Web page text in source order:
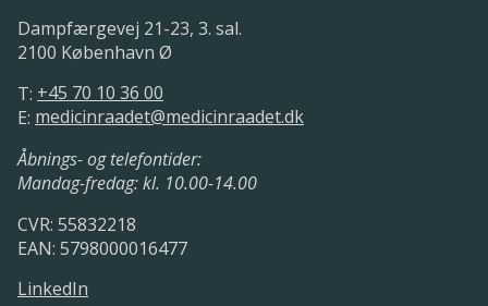
Dampfærgevej 21-23, 3. sal.
2100 København Ø
T: +45 70 10 36 00
E: medicinraadet@medicinraadet.dk
Åbnings- og telefontider:
Mandag-fredag: kl. 10.00-14.00
CVR: 55832218
EAN: 5798000016477
LinkedIn